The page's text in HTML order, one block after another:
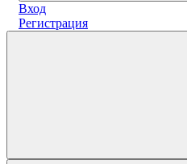
Вход
Регистрация